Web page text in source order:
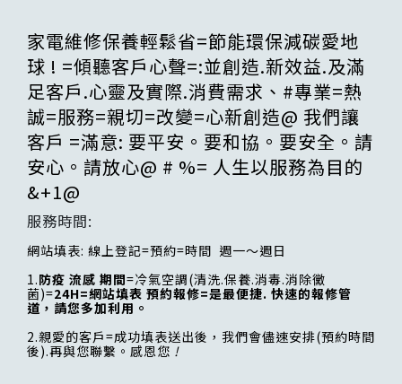
家電維修保養輕鬆省=節能環保減碳愛地
球 ! =傾聽客戶心聲=:並創造.新效益.及滿
足客戶.心靈及實際.消費需求、#專業=熱
誠=服務=親切=改變=心新創造@ 我們讓
客戶 =滿意: 要平安。要和協。要安全。請
安心。請放心@ # %= 人生以服務為目的
&+1@
服務時間:
網站填表: 線上登記=預約=時間 週一～週日
1.防疫 流感 期間=冷氣空調(清洗.保養.消毒.消除黴
菌)=24H=網站填表 預約報修=是最便捷. 快速的報修管
道，請您多加利用。
2.親愛的客戶=成功填表送出後，我們會儘速安排(預約時間
後).再與您聯繫。感恩您 !